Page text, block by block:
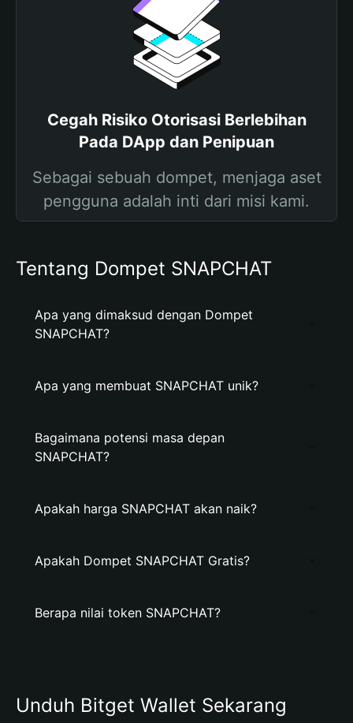
Cegah Risiko Otorisasi Berlebihan
Pada DApp dan Penipuan
Sebagai sebuah dompet, menjaga aset
pengguna adalah inti dari misi kami.
Tentang Dompet SNAPCHAT
Apa yang dimaksud dengan Dompet
SNAPCHAT?
Apa yang membuat SNAPCHAT unik?
Bagaimana potensi masa depan
SNAPCHAT?
Apakah harga SNAPCHAT akan naik?
Apakah Dompet SNAPCHAT Gratis?
Berapa nilai token SNAPCHAT?
Unduh Bitget Wallet Sekarang